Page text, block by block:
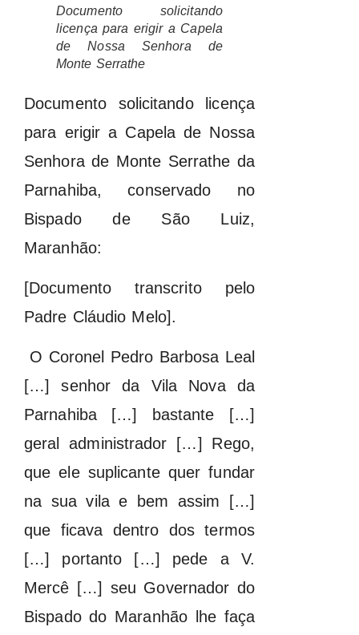
Documento solicitando
licença para erigir a Capela
de Nossa Senhora de
Monte Serrathe
Documento solicitando licença
para erigir a Capela de Nossa
Senhora de Monte Serrathe da
Parnahiba, conservado no
Bispado de São Luiz,
Maranhão:
[Documento transcrito pelo
Padre Cláudio Melo].
O Coronel Pedro Barbosa Leal
[…] senhor da Vila Nova da
Parnahiba […] bastante […]
geral administrador […] Rego,
que ele suplicante quer fundar
na sua vila e bem assim […]
que ficava dentro dos termos
[…] portanto […] pede a V.
Mercê […] seu Governador do
Bispado do Maranhão lhe faça